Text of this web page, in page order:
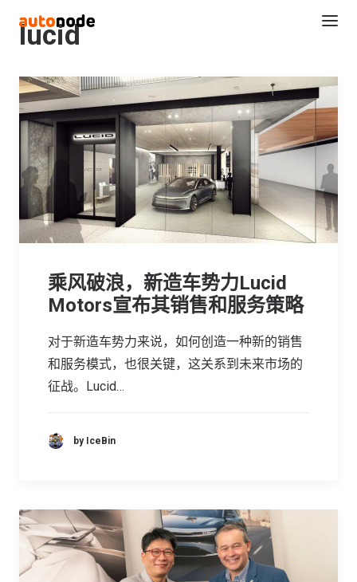
lucid
乘风破浪，新造车势力Lucid
Motors宣布其销售和服务策略
对于新造车势力来说，如何创造一种新的销售
和服务模式，也很关键，这关系到未来市场的
征战。Lucid…
by IceBin